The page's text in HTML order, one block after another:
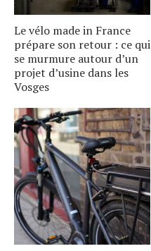
Le vélo made in France
prépare son retour : ce qui
se murmure autour dʼun
projet dʼusine dans les
Vosges